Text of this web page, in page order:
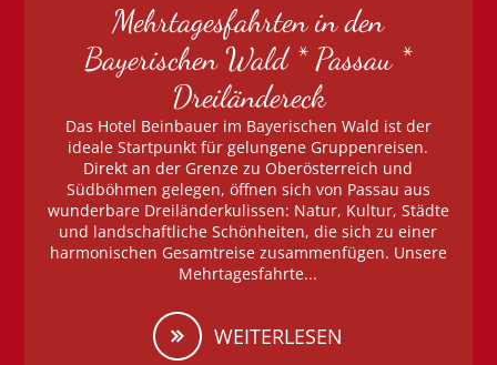
Mehrtagesfahrten in den
Bayerischen Wald * Passau *
Dreiländereck
Das Hotel Beinbauer im Bayerischen Wald ist der
ideale Startpunkt für gelungene Gruppenreisen.
Direkt an der Grenze zu Oberösterreich und
Südböhmen gelegen, öffnen sich von Passau aus
wunderbare Dreiländerkulissen: Natur, Kultur, Städte
und landschaftliche Schönheiten, die sich zu einer
harmonischen Gesamtreise zusammenfügen. Unsere
Mehrtagesfahrte...
WEITERLESEN